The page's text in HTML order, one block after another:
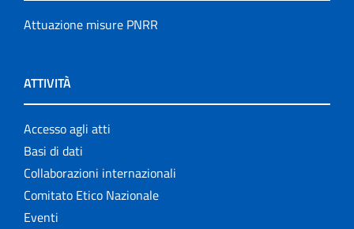
Attuazione misure PNRR
ATTIVITÀ
Accesso agli atti
Basi di dati
Collaborazioni internazionali
Comitato Etico Nazionale
Eventi